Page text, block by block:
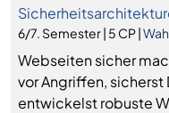
6/7. Semester | 5 CP |
Webseiten sicher
vor Angriffen,
entwickelst robuste